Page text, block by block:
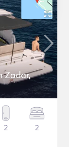
Zadar,
2 2